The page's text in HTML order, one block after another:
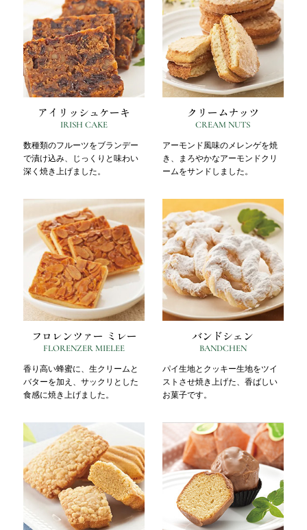
アイリッシュケーキ
IRISH CAKE
数種類のフルーツをブランデー
で漬け込み、じっくりと味わい
深く焼き上げました。
クリームナッツ
CREAM NUTS
アーモンド風味のメレンゲを焼
き、まろやかなアーモンドクリ
ームをサンドしました。
フロレンツァー ミレー
FLORENZER MIELEE
香り高い蜂蜜に、生クリームと
バターを加え、サックリとした
食感に焼き上げました。
バンドシェン
BANDCHEN
パイ生地とクッキー生地をツイ
ストさせ焼き上げた、香ばしい
お菓子です。